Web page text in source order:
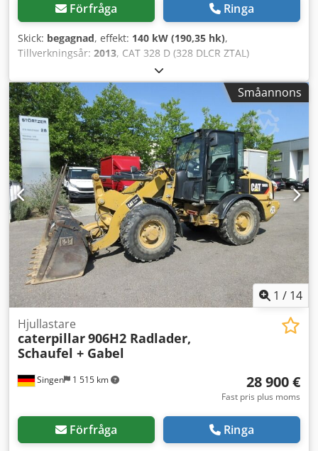
Förfråga Ringa
Skick: begagnad, effekt: 140 kW (190,35 hk),
Tillverkningsår: 2013, CAT 328 D (328 DLCR ZTAL)
tunnelgrävare Många extra delar tillgängliga mot
tilläggskostnad, t.ex. ett komplett överbyggnadspaket! •
Effekt: 140 kW (190 hk) • Ledad/justerbar bom för
tunneldrift • Snabbfästesystem • Schaktblad •
Luftkonditionering • Kortsvängd modell • 11 600
driftstimmar • 600 mm bandbredd • Inklusive 1 x
djupgrävskopa 1,3 m³ och 1 x rivtand • Grävdjup ca 7 m •
Tomvikt: 43 500 kg Cedpowmpcusfx Adqsrf - Tysk maskin! -
Fullt fungerande! - All service utförd av Zeppelin /
Caterpillar Fel och mellanförsäljning förbehålles! =
Ytterligare information = Årsmodell: 2013 Skador: inga
Småannons
1 / 14
Singen 1 515 km
Hjullastare
caterpillar906H2 Radlader,
Schaufel + Gabel
28 900 €
Fast pris plus moms
Förfråga Ringa